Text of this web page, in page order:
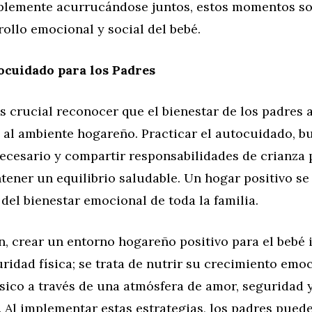
acurrucándose juntos, estos momentos
emocional y social del bebé.
para los Padres
crucial reconocer que el bienestar de los padres
ambiente hogareño. Practicar el autocuidado,
y compartir responsabilidades de crianza
un equilibrio saludable. Un hogar positivo
bienestar emocional de toda la familia.
crear un entorno hogareño positivo para el bebé
física; se trata de nutrir su crecimiento
a través de una atmósfera de amor, seguridad
implementar estas estrategias, los padres